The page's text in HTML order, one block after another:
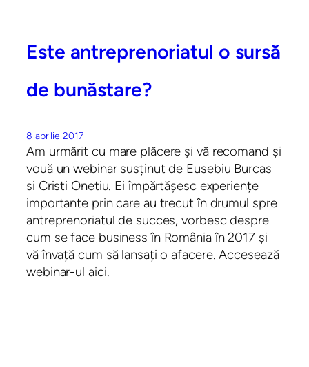
Este antreprenoriatul o sursă
de bunăstare?
8 aprilie 2017
Am urmărit cu mare plăcere și vă recomand și
vouă un webinar susținut de Eusebiu Burcas
si Cristi Onetiu. Ei împărtășesc experiențe
importante prin care au trecut în drumul spre
antreprenoriatul de succes, vorbesc despre
cum se face business în România în 2017 și
vă învață cum să lansați o afacere. Accesează
webinar-ul aici.